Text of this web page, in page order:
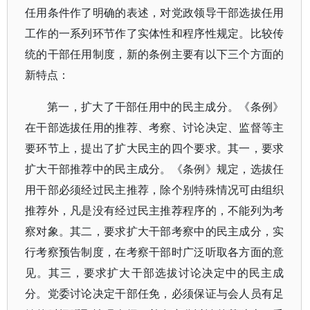
任用条件作了明确的表述，对党政领导干部选拔任用
工作的一系列环节作了实体性和程序性规定。比较传
统的干部任用制度，新的条例主要有以下三个方面的
新特点：
第一，扩大了干部任用中的民主成分。《条例》
在干部选拔任用的推荐、考察、讨论决定、监督等主
要环节上，提出了扩大民主的四个要求。其一，要求
扩大干部推荐中的民主成分。《条例》规定，选拔任
用干部必须经过民主推荐，除个别特殊情况可由组织
推荐外，凡是没有经过民主推荐程序的，不能列为考
察对象。其二，要求扩大干部考察中的民主成分，实
行考察预告制度，在考察干部时广泛听取各方面的意
见。其三，要求扩大干部选拔讨论决定中的民主成
分。党委讨论决定干部任免，必须保证与会人员有足